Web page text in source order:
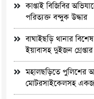
কাপ্তাই বিজিবির
পরিত্যক্ত বন্দুক উদ্ধার
বাঘাইছড়ি থানার
ইয়াবাসহ দুইজন গ্রেপ্তার
মহালছড়িতে পুলিশের
মোটরসাইকেলসহ